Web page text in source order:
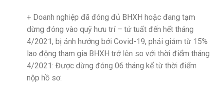
+ Doanh nghiệp đã đóng đủ BHXH hoặc đang tạm
dừng đóng vào quỹ hưu trí – tử tuất đến hết tháng
4/2021, bị ảnh hưởng bởi Covid-19, phải giảm từ 15%
lao động tham gia BHXH trở lên so với thời điểm tháng
4/2021: Được dừng đóng 06 tháng kể từ thời điểm
nộp hồ sơ.